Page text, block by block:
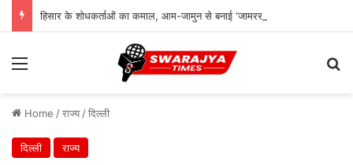
Menu
Home /राज्य /दिल्ली
दिल्ली राज्य